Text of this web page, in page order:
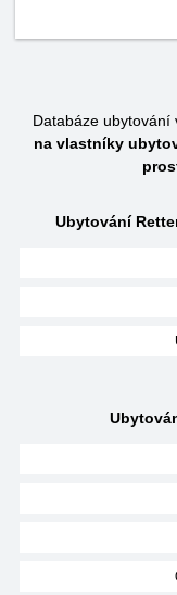
Databáze ubytování
na vlastníky
Ubytování